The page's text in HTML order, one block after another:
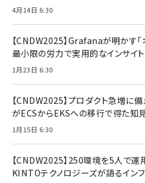
4月14日 6:30
【CNDW2025】Grafanaが明かす「
最小限の労力で実用的なインサイ
1月23日 6:30
【CNDW2025】プロダクト急増に
がECSからEKSへの移行で得た知
1月15日 6:30
【CNDW2025】250環境を5人で運
KINTOテクノロジーズが語るイン